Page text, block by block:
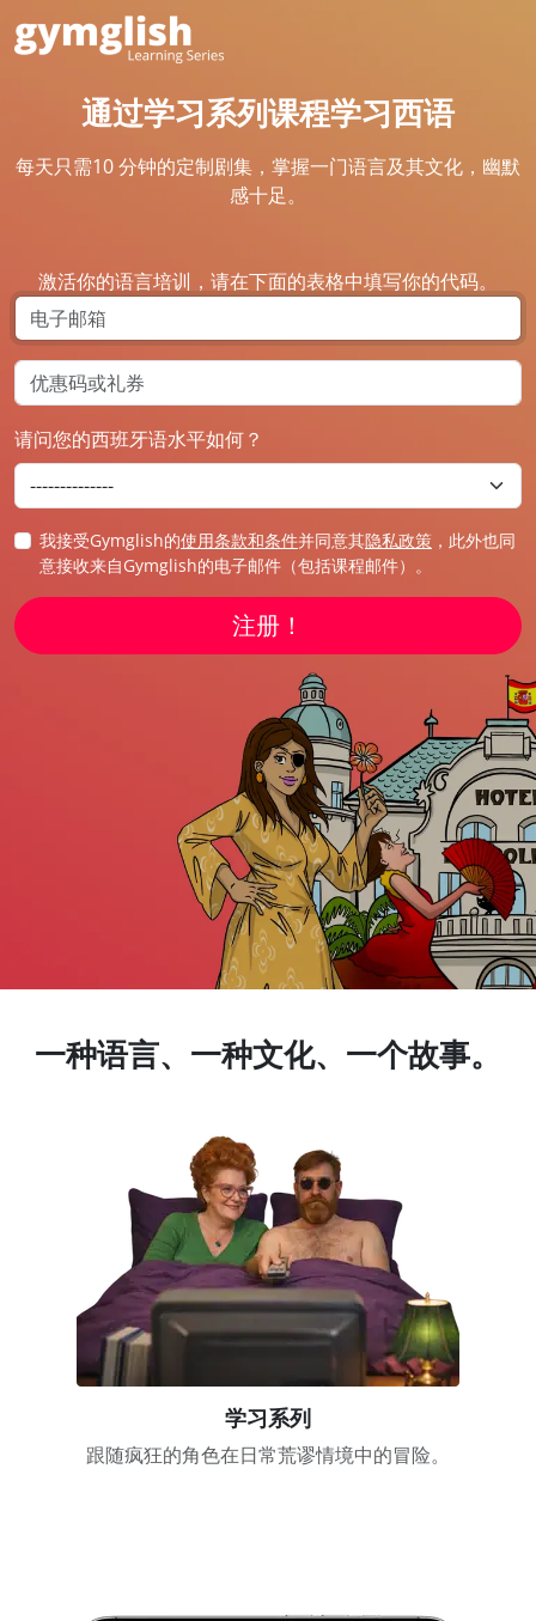
通过学习系列课程学习西语
每天只需10 分钟的定制剧集，掌握一门语言及其文化，幽默
感十足。
激活你的语言培训，请在下面的表格中填写你的代码。
请问您的西班牙语水平如何？
我接受Gymglish的使用条款和条件并同意其隐私政策 ，此外也同
意接收来自Gymglish的电子邮件（包括课程邮件）。
注册！
一种语言、一种文化、一个故事。
学习系列
跟随疯狂的角色在日常荒谬情境中的冒险。